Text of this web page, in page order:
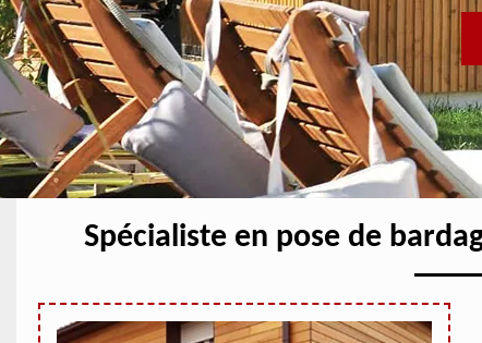
Spécialiste en pose de